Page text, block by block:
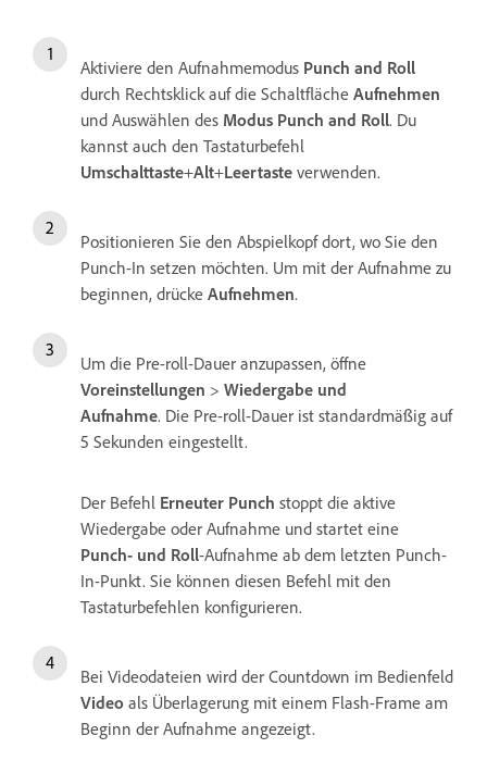
Aktiviere den Aufnahmemodus Punch and Roll
durch Rechtsklick auf die Schaltfläche Aufnehmen
und Auswählen des Modus Punch and Roll. Du
kannst auch den Tastaturbefehl
Umschalttaste+Alt+Leertaste verwenden.
Positionieren Sie den Abspielkopf dort, wo Sie den
Punch-In setzen möchten. Um mit der Aufnahme zu
beginnen, drücke Aufnehmen.
Um die Pre-roll-Dauer anzupassen, öffne
Voreinstellungen > Wiedergabe und
Aufnahme. Die Pre-roll-Dauer ist standardmäßig auf
5 Sekunden eingestellt.
Der Befehl Erneuter Punch stoppt die aktive
Wiedergabe oder Aufnahme und startet eine
Punch- und Roll-Aufnahme ab dem letzten Punch-
In-Punkt. Sie können diesen Befehl mit den
Tastaturbefehlen konfigurieren.
Bei Videodateien wird der Countdown im Bedienfeld
Video als Überlagerung mit einem Flash-Frame am
Beginn der Aufnahme angezeigt.